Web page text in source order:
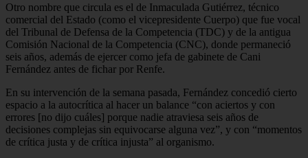
Otro nombre que circula es el de Inmaculada Gutiérrez, técnico
comercial del Estado (como el vicepresidente Cuerpo) que fue vocal
del Tribunal de Defensa de la Competencia (TDC) y de la antigua
Comisión Nacional de la Competencia (CNC), donde permaneció
seis años, además de ejercer como jefa de gabinete de Cani
Fernández antes de fichar por Renfe.
En su intervención de la semana pasada, Fernández concedió cierto
espacio a la autocrítica al hacer un balance “con aciertos y con
errores [no dijo cuáles] porque nadie atraviesa seis años de
decisiones complejas sin equivocarse alguna vez”, y con “momentos
de crítica justa y de crítica injusta” al organismo.